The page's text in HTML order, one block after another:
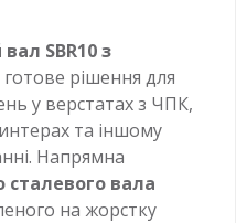
SBR10 з
рішення для
у верстатах з ЧПК,
та іншому
Напрямна
сталевого вала
на жорстку